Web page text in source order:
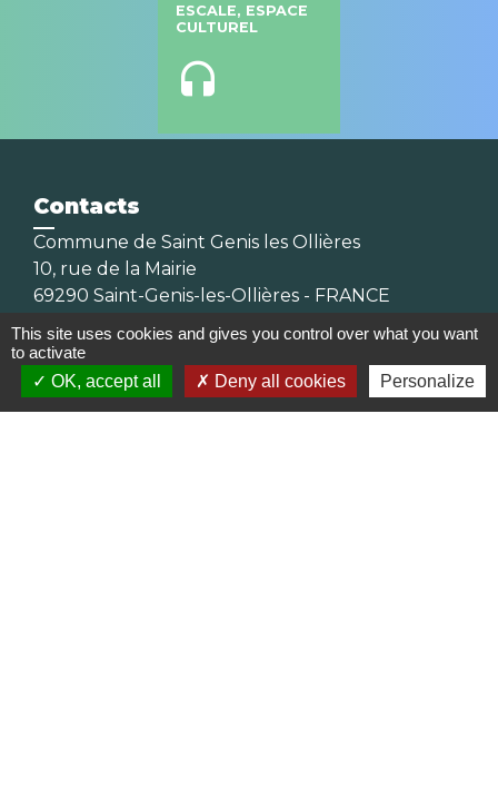
ESCALE, ESPACE
CULTUREL
headset
Contacts
Commune de Saint Genis les Ollières
10, rue de la Mairie
69290 Saint-Genis-les-Ollières - FRANCE
+33 4 78 57 05 55
Contact par formulaire
Horaires
This site uses cookies and gives you control over what you want
to activate
OK, accept all
Deny all cookies Personalize